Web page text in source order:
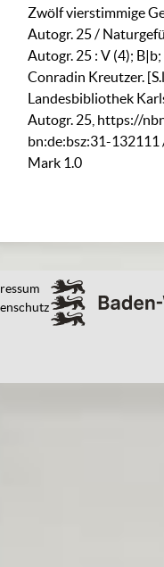
Zwölf vierstimmige
Autogr. 25 /
Autogr. 25 : V (4);
Conradin Kreutzer.
Landesbibliothek
Autogr. 25 https://
bn:de:bsz:31-132111
Mark 1.0